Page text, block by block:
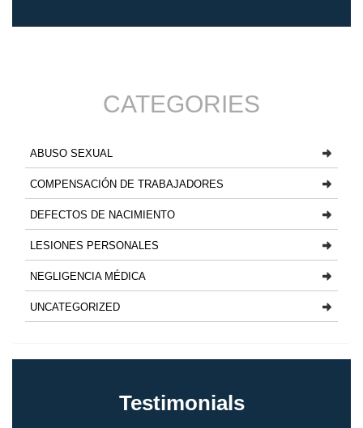
CATEGORIES
ABUSO SEXUAL
COMPENSACIÓN DE TRABAJADORES
DEFECTOS DE NACIMIENTO
LESIONES PERSONALES
NEGLIGENCIA MÉDICA
UNCATEGORIZED
Testimonials